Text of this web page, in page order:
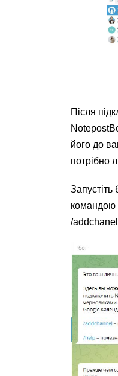
Після
його до
потрібно
Запустіть
командою
/